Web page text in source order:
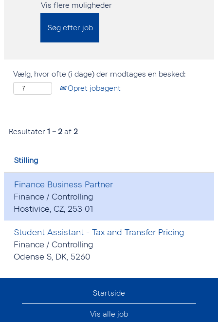
Vis flere muligheder
Vælg, hvor ofte (i dage) der modtages en besked:
Opret jobagent
Resultater 1 – 2 af 2
Stilling
Finance Business Partner
Finance / Controlling
Hostivice, CZ, 253 01
Student Assistant - Tax and Transfer Pricing
Finance / Controlling
Odense S, DK, 5260
Startside
Vis alle job